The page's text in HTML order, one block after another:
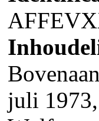
juli